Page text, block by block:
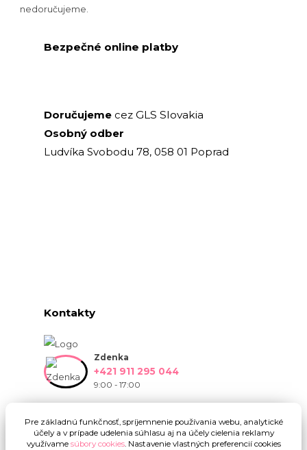
nedoručujeme.
Bezpečné online platby
Doručujeme cez GLS Slovakia
Osobný odber
Ludvíka Svobodu 78, 058 01 Poprad
Kontakty
Zdenka
+421 911 295 044
9:00 - 17:00
Pre základnú funkčnosť, spríjemnenie používania webu, analytické
účely a v prípade udelenia súhlasu aj na účely cielenia reklamy
využívame súbory cookies. Nastavenie vlastných preferencií cookies